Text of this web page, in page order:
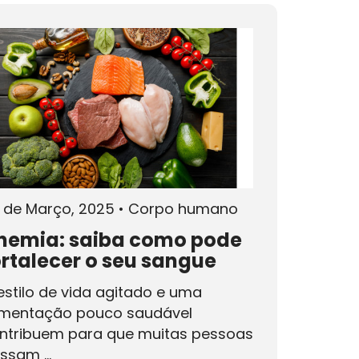
Março, 2025 • Corpo humano
saiba como pode
o seu sangue
de vida agitado e uma
pouco saudável
para que muitas pessoas
...